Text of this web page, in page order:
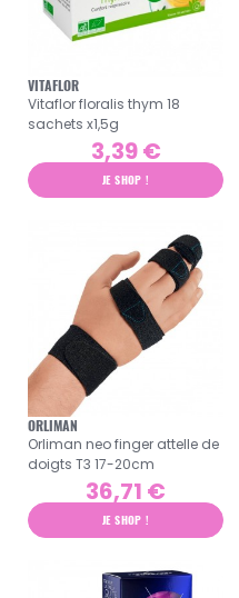
VITAFLOR
Vitaflor floralis thym 18
sachets x1,5g
3,39 €
JE SHOP !
ORLIMAN
Orliman neo finger attelle de
doigts T3 17-20cm
36,71 €
JE SHOP !